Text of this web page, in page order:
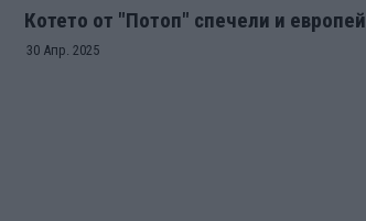
Котето от "Потоп" спечели и
30 Апр. 2025